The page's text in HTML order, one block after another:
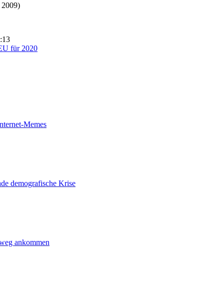
für 2020
Memes
demografische Krise
ankommen